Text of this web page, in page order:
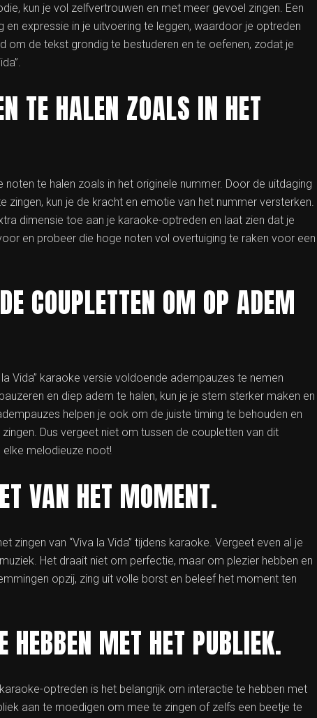
kun je vol zelfvertrouwen en met meer gevoel zingen. Een
expressie in je uitvoering te leggen, waardoor je optreden
om de tekst grondig te bestuderen en te oefenen, zodat je
TE HALEN ZOALS IN HET
noten te halen zoals in het originele nummer. Door de uitdaging
zingen, kun je de kracht en emotie van het nummer versterken.
dimensie toe aan je karaoke-optreden en laat zien dat je
en probeer die hoge noten vol overtuiging te raken voor een
COUPLETTEN OM OP ADEM
Vida” karaoke versie voldoende adempauzes te nemen
en diep adem te halen, kun je je stem sterker maken en
helpen je ook om de juiste timing te behouden en
Dus vergeet niet om tussen de coupletten van dit
melodieuze noot!
VAN HET MOMENT.
zingen van “Viva la Vida” tijdens karaoke. Vergeet even al je
Het draait niet om perfectie, maar om plezier hebben en
opzij, zing uit volle borst en beleef het moment ten
HEBBEN MET HET PUBLIEK.
optreden is het belangrijk om interactie te hebben met
aan te moedigen om mee te zingen of zelfs een beetje te